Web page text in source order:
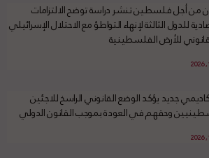
من أجل فلسطين تنشر دراسة توضح الالتزامات
للدول الثالثة لإنهاء التواطؤ مع الاحتلال الإسرائيلي
للأرض الفلسطينية
جديد يؤكد الوضع القانوني الراسخ للاجئين
وحقهم في العودة بموجب القانون الدولي